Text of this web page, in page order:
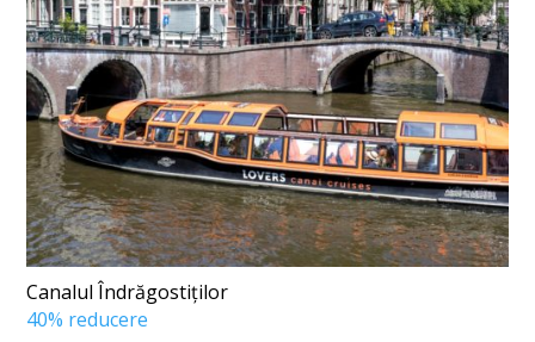
Canalul Îndrăgostiților
40% reducere